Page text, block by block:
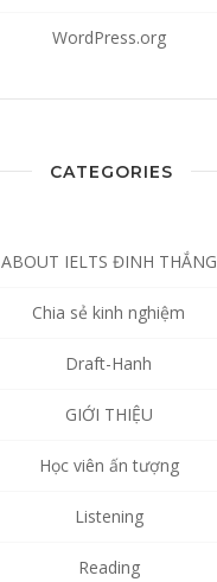
WordPress.org
CATEGORIES
ABOUT IELTS ĐINH THẮNG
Chia sẻ kinh nghiệm
Draft-Hanh
GIỚI THIỆU
Học viên ấn tượng
Listening
Reading